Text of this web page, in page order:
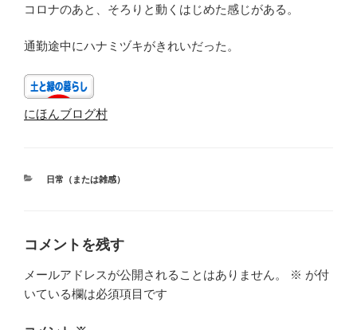
コロナのあと、そろりと動くはじめた感じがある。
通勤途中にハナミヅキがきれいだった。
にほんブログ村
カ
日常（または雑感）
コメントを残す
メールアドレスが公開されることはありません。 ※ が付
いている欄は必須項目です